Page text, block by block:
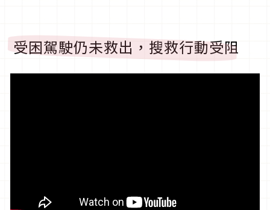
受困駕駛仍未救出，搜救行動受阻